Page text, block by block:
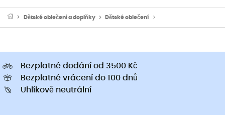
Dětské oblečeni a doplňky Dětské oblečení
Bezplatné dodání od 3500 Kč
Bezplatné vrácení do 100 dnů
Uhlíkově neutrální